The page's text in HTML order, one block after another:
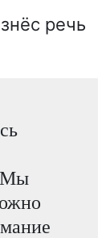
речь
Мы